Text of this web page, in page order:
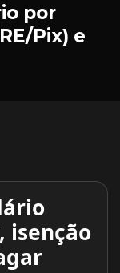
por
Pix) e
isenção